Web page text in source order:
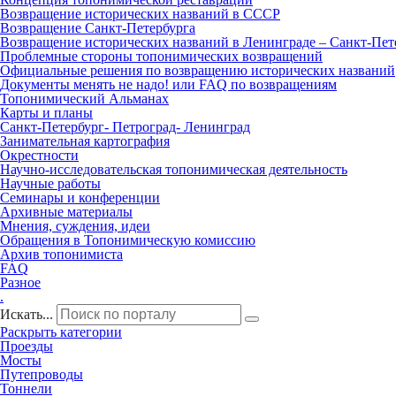
Возвращение исторических названий в СССР
Возвращение Санкт‑Петербурга
Возвращение исторических названий в Ленинграде –
Проблемные стороны топонимических возвращений
Официальные решения по возвращению исторических названий
Документы менять не надо! или FAQ по возвращениям
Топонимический Альманах
Карты и планы
Санкт‑Петербург‑ Петроград‑ Ленинград
Занимательная картография
Окрестности
Научно‑исследовательская топонимическая деятельность
Научные работы
Семинары и конференции
Архивные материалы
Мнения, суждения, идеи
Обращения в Топонимическую комиссию
Архив топонимиста
FAQ
Разное
.
Искать...
Раскрыть категории
Проезды
Мосты
Путепроводы
Тоннели